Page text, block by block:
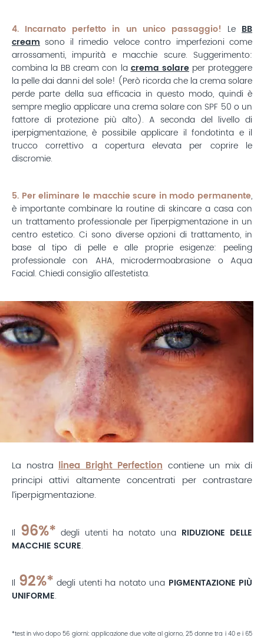
4. Incarnato perfetto in un unico passaggio! Le BB
cream sono il rimedio veloce contro imperfezioni come
arrossamenti, impurità e macchie scure. Suggerimento:
combina la BB cream con lacrema solareper proteggere
la pelle dai danni del sole! (Però ricorda che la crema solare
perde parte della sua efficacia in questo modo, quindi è
sempre meglio applicare una crema solare con SPF 50 o un
fattore di protezione più alto). A seconda del livello di
iperpigmentazione, è possibile applicare il fondotinta e il
trucco correttivo a copertura elevata per coprire le
discromie.
5. Per eliminare le macchie scure in modo permanente,
è importante combinare la routine di skincare a casa con
un trattamento professionale per l’iperpigmentazione in un
centro estetico. Ci sono diverse opzioni di trattamento, in
base al tipo di pelle e alle proprie esigenze: peeling
professionale con AHA, microdermoabrasione o Aqua
Facial. Chiedi consiglio all’estetista.
La nostra linea Bright Perfection contiene un mix di
principi attivi altamente concentrati per contrastare
l’iperpigmentazione.
Il 96%* degli utenti ha notato una RIDUZIONE DELLE
MACCHIE SCURE.
Il 92%* degli utenti ha notato una PIGMENTAZIONE PIÙ
UNIFORME.
*test in vivo dopo 56 giorni: applicazione due volte al giorno, 25 donne tra i 40 e i 65